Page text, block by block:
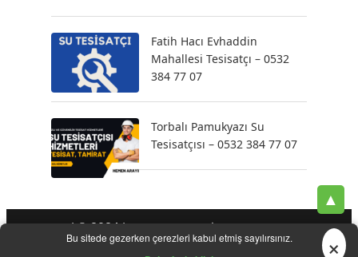
Fatih Hacı Evhaddin
Mahallesi Tesisatçı – 0532
384 77 07
Torbalı Pamukyazı Su
Tesisatçısı – 0532 384 77 07
Bu sitede gezerken çerezleri kabul etmiş sayılırsınız. ×
▲
| © 2024 |- - - Klozet
Su Kaçak Tespiti-Su Tesisatçı-Su Tesisat Hizmetleri-